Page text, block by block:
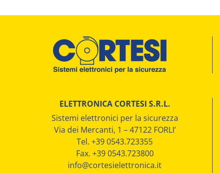
ELETTRONICA CORTESI S.R.L.
Sistemi elettronici per la sicurezza
Via dei Mercanti, 1 – 47122 FORLI’
Tel. +39 0543.723355
Fax. +39 0543.723800
info@cortesielettronica.it